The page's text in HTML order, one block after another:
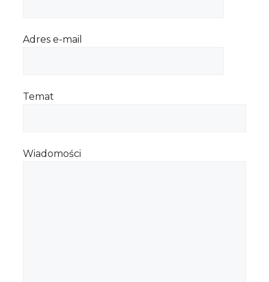
Adres e-mail
Temat
Wiadomości